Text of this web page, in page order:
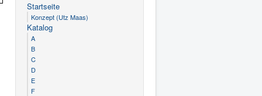
Startseite
Konzept (Utz Maas)
Katalog
A
B
C
D
E
F